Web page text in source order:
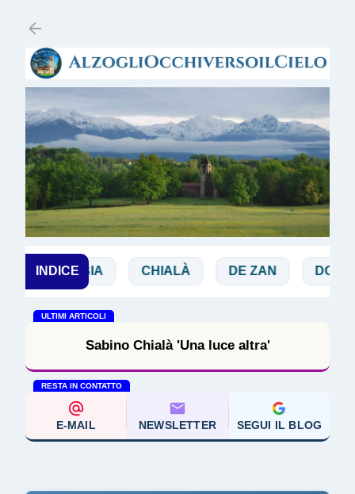
INDICE
BIBBIA CHIALÀ DE ZAN DOGLIO
ULTIMI ARTICOLI
Sabino Chialà 'Una luce altra'
RESTA IN CONTATTO
E-MAIL NEWSLETTER SEGUI IL BLOG